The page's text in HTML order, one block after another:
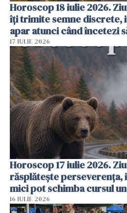
Horoscop 18 iulie 2026.
îți trimite semne discrete,
apar atunci când încetezi
17 IULIE 2026
Horoscop 17 iulie 2026.
răsplătește perseverența,
mici pot schimba cursul
16 IULIE 2026